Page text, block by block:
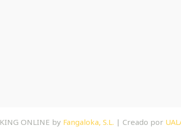
ONLINE by Fangaloka, S.L. | Creado por